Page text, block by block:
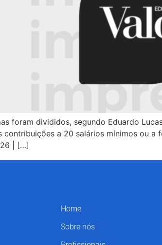
foram divididos, segundo Eduardo
a 20 salários mínimos ou a
| […]
Home
Sobre nós